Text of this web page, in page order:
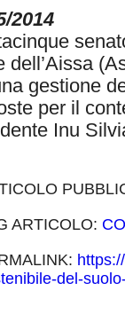
2014
dell’Aissa
gestione
per il
Inu
ARTICOLO:
del-